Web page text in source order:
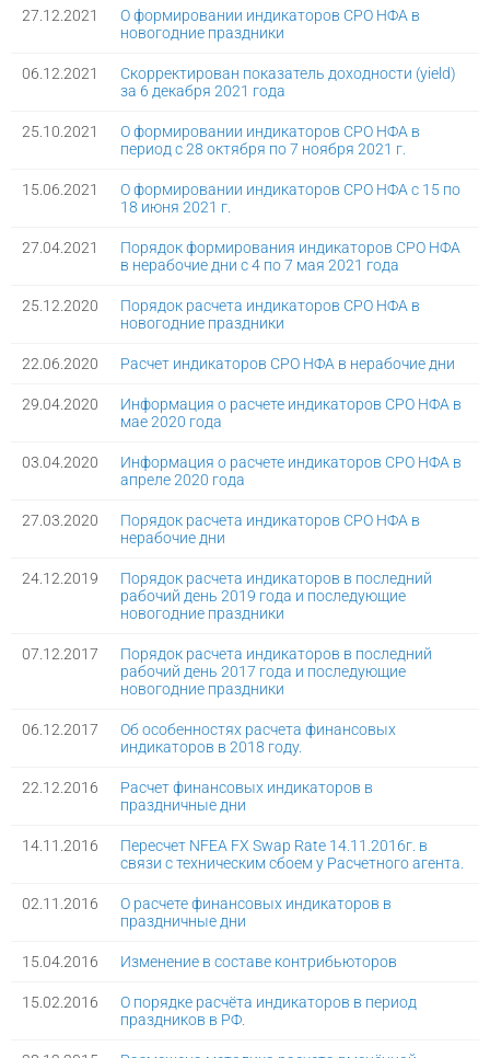
27.12.2021
О формировании индикаторов СРО НФА в
новогодние праздники
06.12.2021
Скорректирован показатель доходности (yield)
за 6 декабря 2021 года
25.10.2021
О формировании индикаторов СРО НФА в
период с 28 октября по 7 ноября 2021 г.
15.06.2021
О формировании индикаторов СРО НФА с 15 по
18 июня 2021 г.
27.04.2021
Порядок формирования индикаторов СРО НФА
в нерабочие дни с 4 по 7 мая 2021 года
25.12.2020
Порядок расчета индикаторов СРО НФА в
новогодние праздники
22.06.2020 Расчет индикаторов СРО НФА в нерабочие дни
29.04.2020
Информация о расчете индикаторов СРО НФА в
мае 2020 года
03.04.2020
Информация о расчете индикаторов СРО НФА в
апреле 2020 года
27.03.2020
Порядок расчета индикаторов СРО НФА в
нерабочие дни
24.12.2019
Порядок расчета индикаторов в последний
рабочий день 2019 года и последующие
новогодние праздники
07.12.2017
Порядок расчета индикаторов в последний
рабочий день 2017 года и последующие
новогодние праздники
06.12.2017
Об особенностях расчета финансовых
индикаторов в 2018 году.
22.12.2016
Расчет финансовых индикаторов в
праздничные дни
14.11.2016
Пересчет NFEA FX Swap Rate 14.11.2016г. в
связи с техническим сбоем у Расчетного агента.
02.11.2016
О расчете финансовых индикаторов в
праздничные дни
15.04.2016 Изменение в составе контрибьюторов
15.02.2016
О порядке расчёта индикаторов в период
праздников в РФ.